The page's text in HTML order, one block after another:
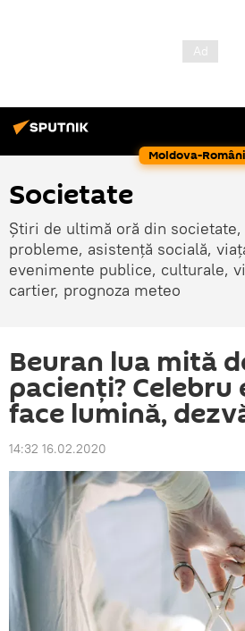
Moldova-
Societate
Știri de ultimă oră din societate,
probleme, asistență socială,
evenimente publice, culturale,
cartier, prognoza meteo
Beuran lua mită
pacienți?
face lumină,
14:32 16.02.2020